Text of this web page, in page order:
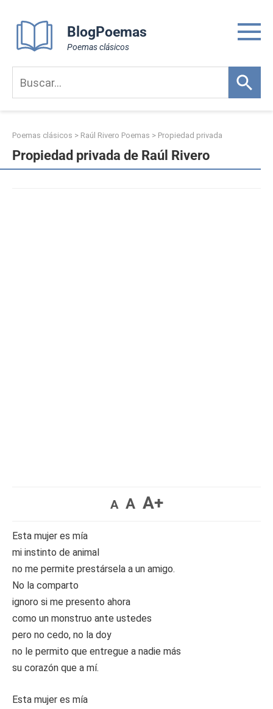
content
BlogPoemas
Poemas clásicos
Poemas clásicos > Raúl Rivero Poemas > Propiedad privada
Propiedad privada de Raúl Rivero
A A A+
Esta mujer es mía
mi instinto de animal
no me permite prestársela a un amigo.
No la comparto
ignoro si me presento ahora
como un monstruo ante ustedes
pero no cedo, no la doy
no le permito que entregue a nadie más
su corazón que a mí.
Esta mujer es mía